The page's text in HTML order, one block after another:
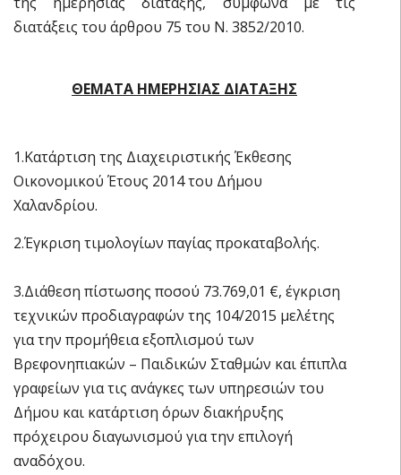
διατάξεις του άρθρου 75 του Ν. 3852/2010.
ΘΕΜΑΤΑ ΗΜΕΡΗΣΙΑΣ ΔΙΑΤΑΞΗΣ
1.Κατάρτιση της Διαχειριστικής Έκθεσης
Οικονομικού Έτους 2014 του Δήμου
Χαλανδρίου.
2.Έγκριση τιμολογίων παγίας προκαταβολής.
3.Διάθεση πίστωσης ποσού 73.769,01 €, έγκριση
τεχνικών προδιαγραφών της 104/2015 μελέτης
για την προμήθεια εξοπλισμού των
Βρεφονηπιακών – Παιδικών Σταθμών και έπιπλα
γραφείων για τις ανάγκες των υπηρεσιών του
Δήμου και κατάρτιση όρων διακήρυξης
πρόχειρου διαγωνισμού για την επιλογή
αναδόχου.